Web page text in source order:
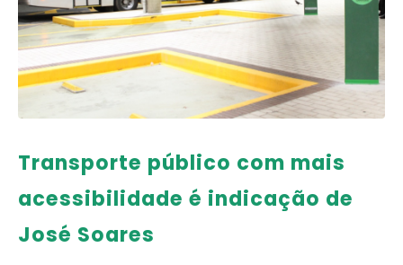
Transporte público com mais
acessibilidade é indicação de
José Soares